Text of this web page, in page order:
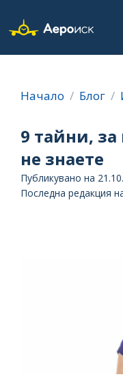
Начало Блог
9 тайни,
не знаете
Публикувано на
Последна редакция